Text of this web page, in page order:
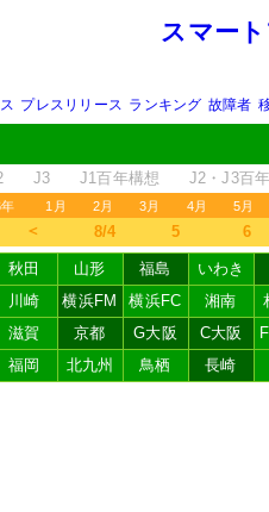
スマー
プレスリリース ランキング 故障者
J3 J1百年構想 J2・J3百
1月 2月 3月 4月 5月
＜ 8/4 5 6
秋田 山形 福島
いわき
川崎 横浜FM 横浜FC 湘南
滋賀 京都 G大阪 C大阪
福岡 北九州 鳥栖 長崎